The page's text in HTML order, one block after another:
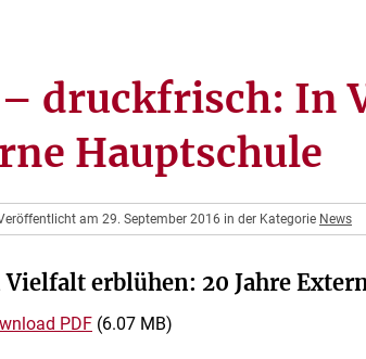
– druckfrisch: In
Hauptschule
am 29. September 2016 in der Kategorie News
Vielfalt erblühen: 20 Jahre
PDF (6.07 MB)